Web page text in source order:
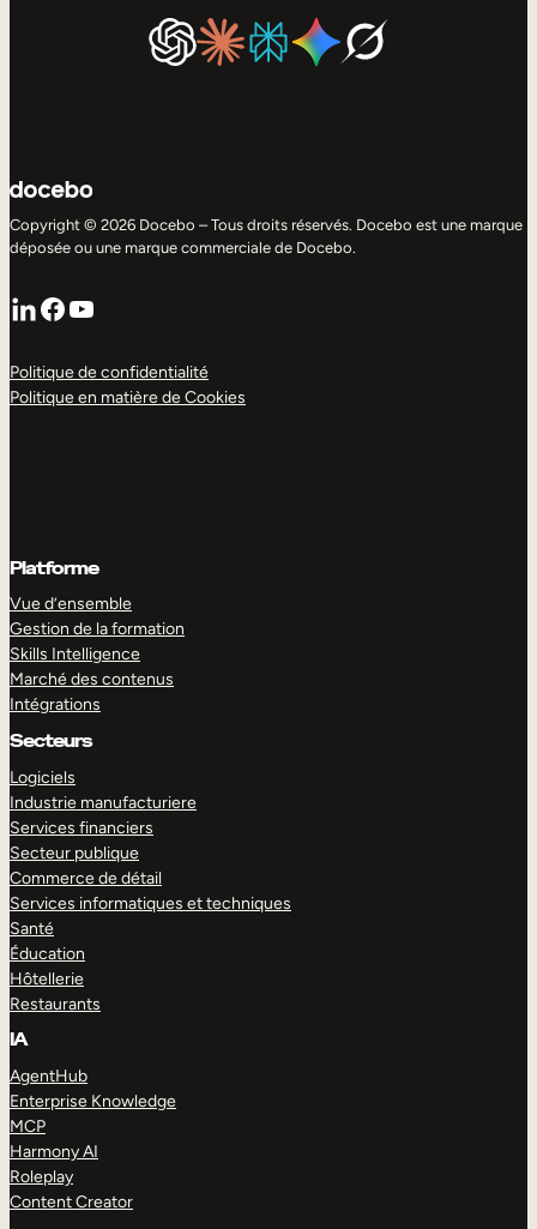
Copyright © 2026 Docebo – Tous droits réservés. Docebo est une marque
déposée ou une marque commerciale de Docebo.
LinkedIn
Facebook
YouTube
Politique de confidentialité
Politique en matière de Cookies
Platforme
Vue d’ensemble
Gestion de la formation
Skills Intelligence
Marché des contenus
Intégrations
Secteurs
Logiciels
Industrie manufacturiere
Services financiers
Secteur publique
Commerce de détail
Services informatiques et techniques
Santé
Éducation
Hôtellerie
Restaurants
IA
AgentHub
Enterprise Knowledge
MCP
Harmony AI
Roleplay
Content Creator